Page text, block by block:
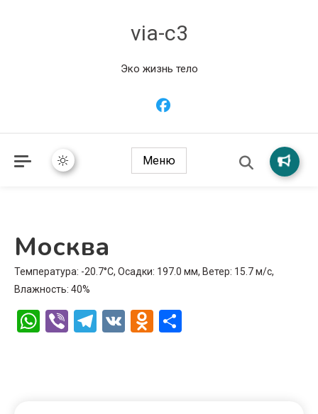
via-c3
Эко жизнь тело
Меню
Москва
Температура: -20.7°C, Осадки: 197.0 мм, Ветер: 15.7 м/с,
Влажность: 40%
WhatsApp
ViberTelegram
VK Odnoklassniki